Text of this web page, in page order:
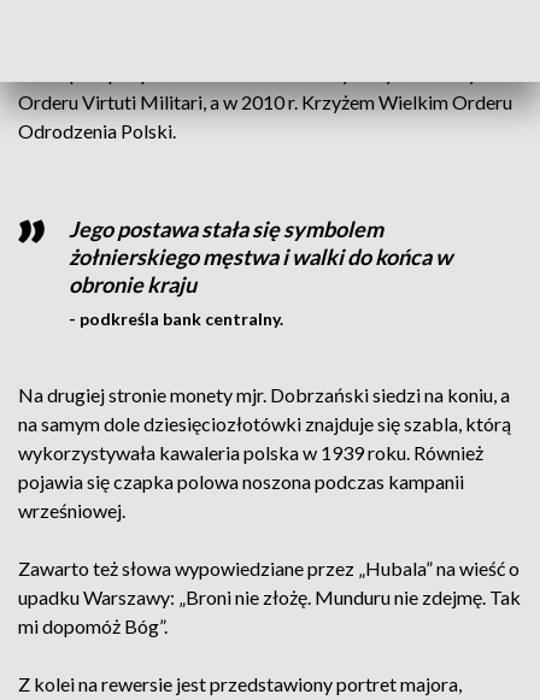
Orderu Virtuti Militari, a w 2010 r. Krzyżem Wielkim Orderu
Odrodzenia Polski.
Jego postawa stała się symbolem
żołnierskiego męstwa i walki do końca w
obronie kraju
- podkreśla bank centralny.
Na drugiej stronie monety mjr. Dobrzański siedzi na koniu, a
na samym dole dziesięciozłotówki znajduje się szabla, którą
wykorzystywała kawaleria polska w 1939 roku. Również
pojawia się czapka polowa noszona podczas kampanii
wrześniowej.
Zawarto też słowa wypowiedziane przez „Hubala” na wieść o
upadku Warszawy: „Broni nie złożę. Munduru nie zdejmę. Tak
mi dopomóż Bóg”.
Z kolei na rewersie jest przedstawiony portret majora,